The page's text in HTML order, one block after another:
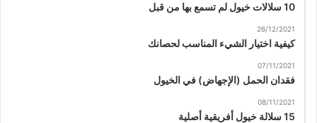
10 سلالات خيول لم تسمع بها من قبل
26/12/2021
كيفية اختيار الشيء المناسب لحصانك
07/11/2021
فقدان الحمل (الإجهاض) في الخيول
08/11/2021
15 سلالة خيول أفريقية أصلية